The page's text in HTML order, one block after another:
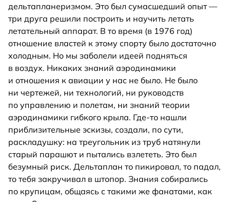
дельтапланеризмом. Это был сумасшедший опыт —
три друга решили построить и научить летать
летательный аппарат. В то время (в 1976 год)
отношение властей к этому спорту было достаточно
холодным. Но мы заболели идеей подняться
в воздух. Никаких знаний аэродинамики
и отношения к авиации у нас не было. Не было
ни чертежей, ни технологий, ни руководств
по управлению и полетам, ни знаний теории
аэродинамики гибкого крыла. Где-то нашли
приблизительные эскизы, создали, по сути,
раскладушку: на треугольник из труб натянули
старый парашют и пытались взлететь. Это был
безумный риск. Дельтаплан то пикировал, то падал,
то тебя закручивал в штопор. Знания собирались
по крупицам, общаясь с такими же фанатами, как